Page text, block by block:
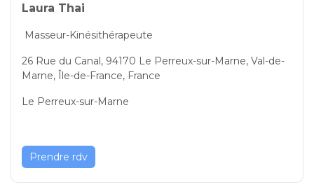
Laura Thai
Masseur-Kinésithérapeute
26 Rue du Canal, 94170 Le Perreux-sur-Marne, Val-de-
Marne, Île-de-France, France
Le Perreux-sur-Marne
Prendre rdv